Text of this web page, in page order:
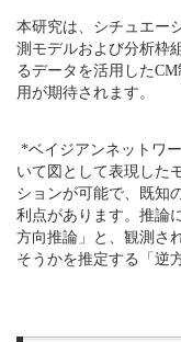
本研究は、シチュエー
測モデルおよび分析枠
るデータを活用した
用が期待されます。
*ベイジアンネットワ
いて図として表現した
ションが可能で、既知
利点があります。推論
方向推論」と、観測さ
そうかを推定する「逆